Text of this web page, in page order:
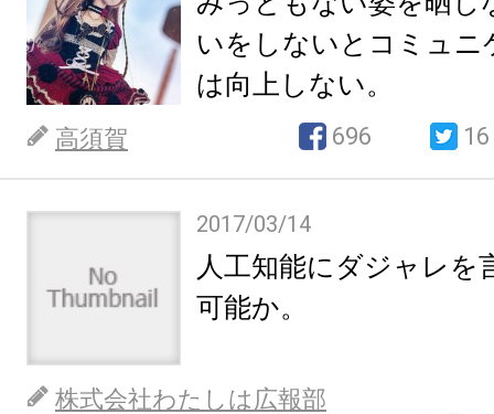
いをしないとコミュニ
は向上しない。
高須賀 696 16
2017/03/14
人工知能にダジャレを
可能か。
株式会社わたしは広報部